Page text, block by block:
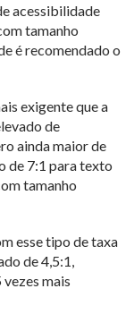
acessibilidade
tamanho
é recomendado o
exigente que a
de
ainda maior de
de 7:1 para texto
tamanho
esse tipo de taxa
de 4,5:1,
mais